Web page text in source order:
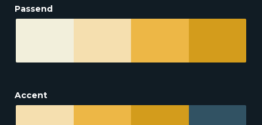
Passend
Accent